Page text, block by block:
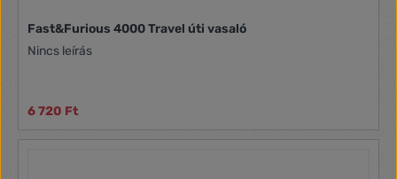
Fast&Furious 4000 Travel úti vasaló
Nincs leírás
6 720 Ft